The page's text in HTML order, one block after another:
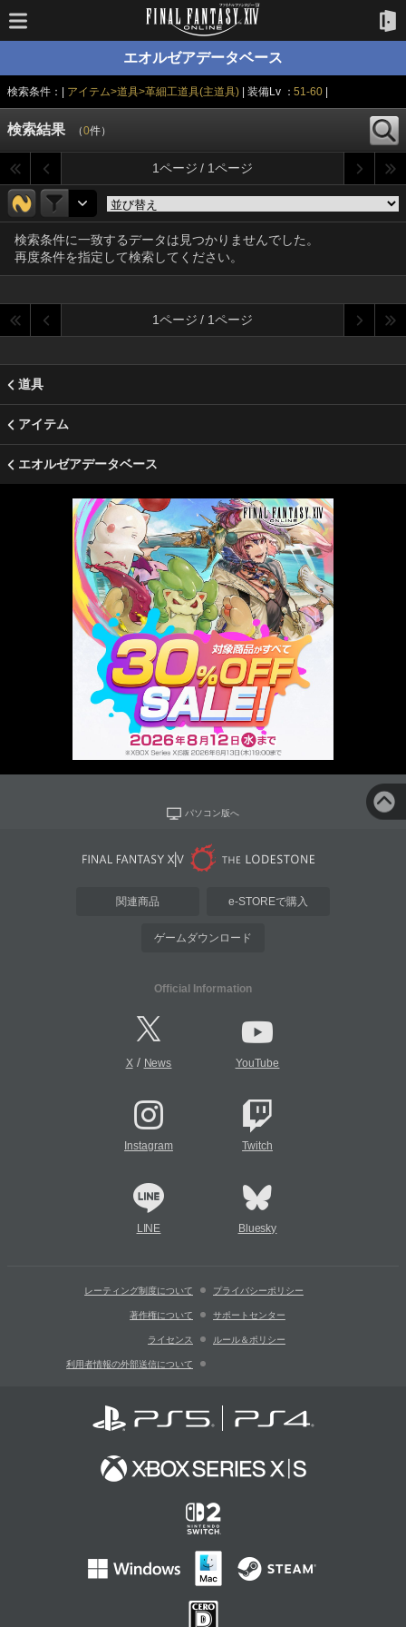
エオルゼアデータベース
検索条件：| アイテム>道具>革細工道具(主道具) | 装備Lv ：51-60
検索結果 （0件）
1ページ / 1ページ
検索条件に一致するデータは見つかりませんでした。
再度条件を指定して検索してください。
1ページ / 1ページ
道具
アイテム
エオルゼアデータベース
パソコン版へ
関連商品 e-STOREで購入
ゲームダウンロード
Official Information
X/ News YouTube
Instagram Twitch
LINE Bluesky
レーティング制度について プライバシーポリシー
著作権について サポートセンター
ライセンス ルール＆ポリシー
利用者情報の外部送信について